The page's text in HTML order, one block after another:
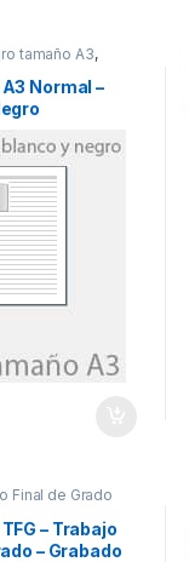
tamaño A3,
Normal –
Final de Grado
– Trabajo
– Grabado